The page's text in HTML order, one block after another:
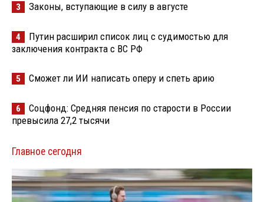
3 Законы, вступающие в силу в августе
4
Путин расширил список лиц с судимостью для
заключения контракта с ВС РФ
5 Сможет ли ИИ написать оперу и спеть арию
6
Соцфонд: Средняя пенсия по старости в России
превысила 27,2 тысячи
Главное сегодня